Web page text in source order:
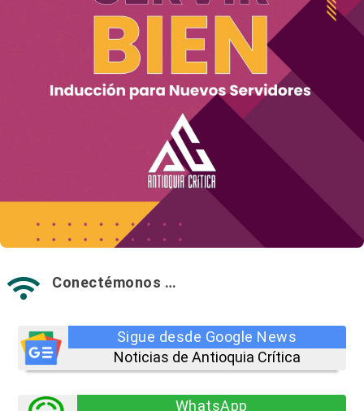
 Conectémonos …
Sigue desde Google News
Noticias de Antioquia Crítica
WhatsApp